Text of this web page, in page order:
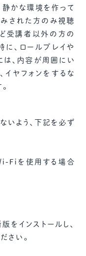
静かな環境を作って
みされた方のみ視聴
受講者以外の方の
に、ロールプレイや
は、内容が周囲にい
イヤフォンをするな
いよう、下記を必ず
Fiを使用する場合
をインストールし、
さい。